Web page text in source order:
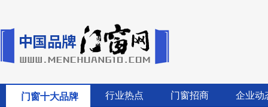
门窗十大品牌 行业热点 门窗招商 企业动